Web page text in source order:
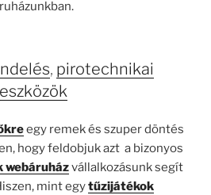
, pirotechnikai
eszközök
egy remek és szuper döntés
hogy feldobjuk azt a bizonyos
webáruházvállalkozásunk segít
mint egytűzijátékok